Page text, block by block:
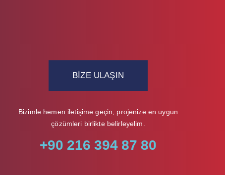
BIZE ULAŞIN
Bizimle hemen iletişime geçin, projenize en uygun
çözümleri birlikte belirleyelim.
+90 216 394 87 80